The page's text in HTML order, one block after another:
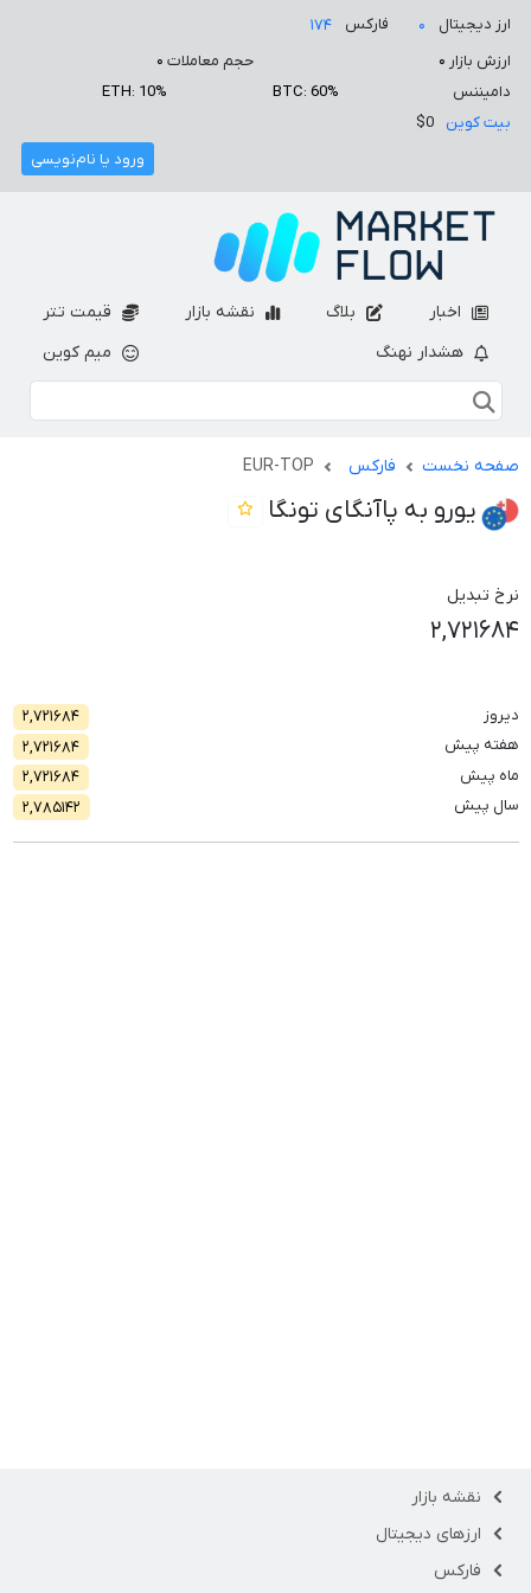
ارز دیجیتال ۰ فارکس
۱۷۴
ارزش بازار ۰ حجم معاملات ۰
دامیننس
BTC: 60%
ETH: 10%
بیت کوین
$0
ورود یا نام‌نویسی
اخبار بلاگ نقشه بازار
قیمت تتر
هشدار نهنگ
میم کوین
صفحه نخست فارکس EUR-TOP
یورو به پاآنگای تونگا
نرخ تبدیل
۲,۷۲۱۶۸۴
دیروز
۲,۷۲۱۶۸۴
هفته پیش
۲,۷۲۱۶۸۴
ماه پیش
۲,۷۲۱۶۸۴
سال پیش
۲,۷۸۵۱۴۲
نقشه بازار
ارزهای دیجیتال
فارکس